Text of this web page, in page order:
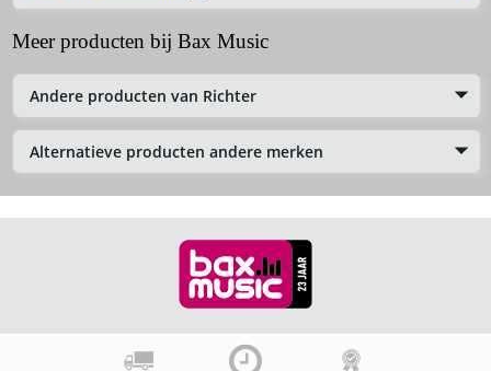
Meer producten bij Bax Music
Andere producten van Richter
Alternatieve producten andere merken